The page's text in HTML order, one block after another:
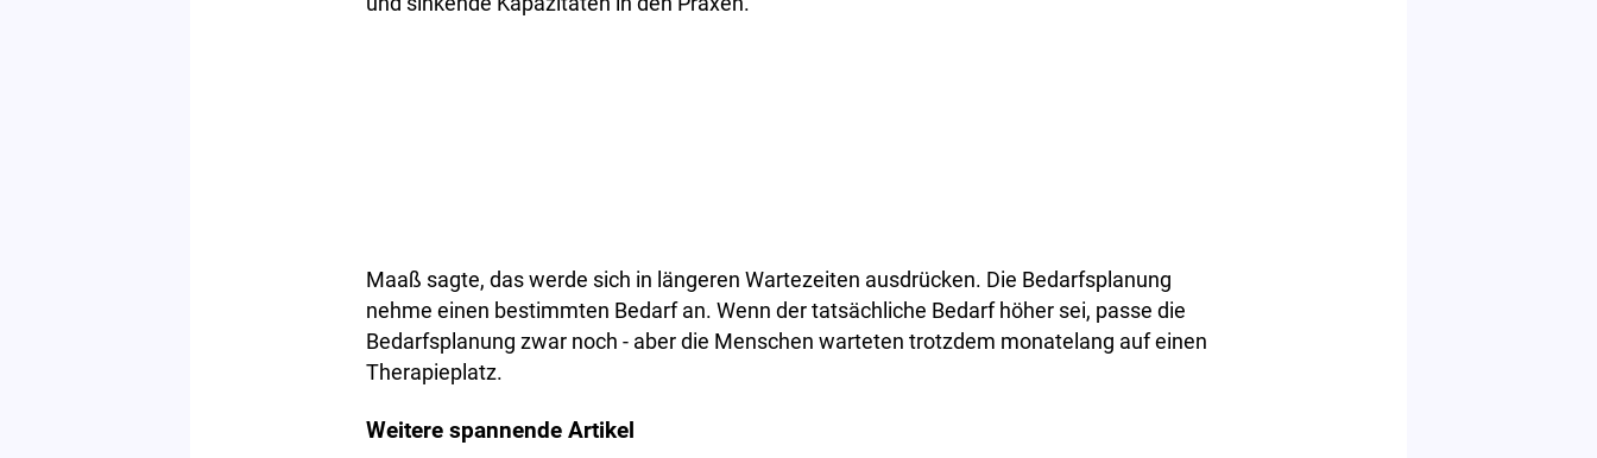
Maaß sagte, das werde sich in längeren Wartezeiten ausdrücken. Die Bedarfsplanung
nehme einen bestimmten Bedarf an. Wenn der tatsächliche Bedarf höher sei, passe die
Bedarfsplanung zwar noch - aber die Menschen warteten trotzdem monatelang auf einen
Therapieplatz.
Weitere spannende Artikel